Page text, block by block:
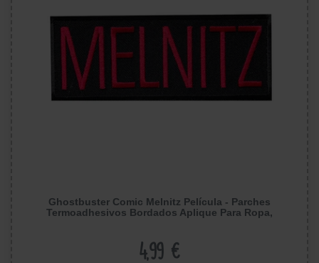
Ghostbuster Comic Melnitz Película - Parches
Termoadhesivos Bordados Aplique Para Ropa,
4,99 €